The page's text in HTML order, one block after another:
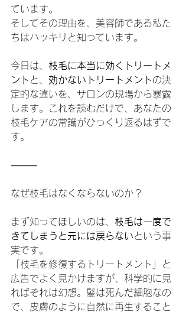
ています。
そしてその理由を、美容師である私た
ちはハッキリと知っています。
今日は、 枝毛に本当に効くトリートメ
ント と、 効かないトリートメントの決
定的な違いを、サロンの現場から暴露
します。これを読むだけで、あなたの
枝毛ケアの常識がひっくり返るはずで
す。
⸻
なぜ枝毛はなくならないのか？
まず知ってほしいのは、 枝毛は一度で
きてしまうと元には戻らないという事
実です。
「枝毛を修復するトリートメント」と
広告でよく見かけますが、科学的に見
ればそれは幻想。髪は死んだ細胞なの
で、皮膚のように自然に再生すること